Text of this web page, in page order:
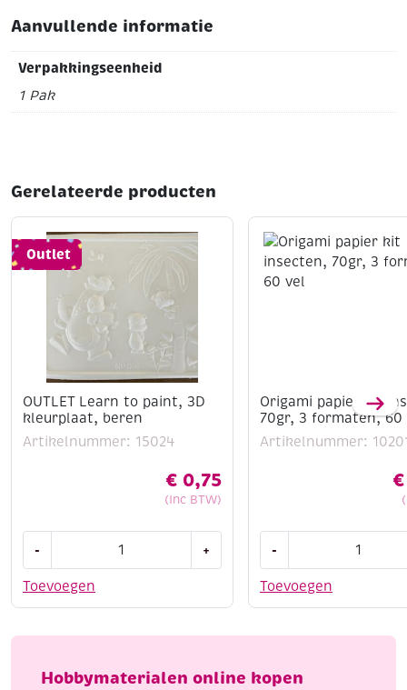
Aanvullende informatie
Verpakkingseenheid
1 Pak
Gerelateerde producten
Outlet
OUTLET Learn to paint, 3D
kleurplaat, beren
Artikelnummer: 15024
€ 0,75
(Inc BTW)
Toevoegen
-
to
kleurplaat,
aantal
+
Origami papier kit
70gr, 3 formaten, 60
Artikelnummer:
€
Toevoegen
-
kit
3
60
Hobbymaterialen online kopen